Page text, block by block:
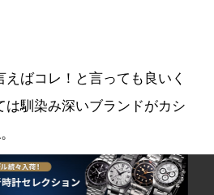
ばコレ！と言っても良いく
は馴染み深いブランドがカシ
有したことがあるかもしれ